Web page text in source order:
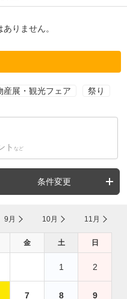
りません。
産展・観光フェア 祭り
ト など
条件変更
9月 10月 11月
金 土 日
1 2
7 8 9